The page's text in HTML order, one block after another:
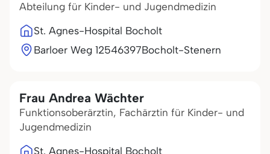
Abteilung für Kinder- und Jugendmedizin
St. Agnes-Hospital Bocholt
Barloer Weg 12546397Bocholt-Stenern
Frau Andrea Wächter
Funktionsoberärztin, Fachärztin für Kinder- und
Jugendmedizin
St. Agnes-Hospital Bocholt